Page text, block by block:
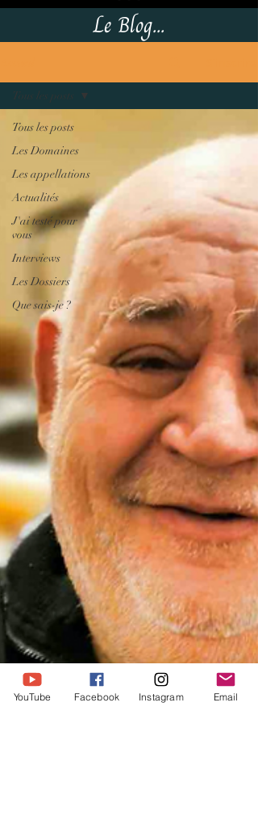
Le Blog...
Tous les posts
Les Domaines
Les appellations
Actualités
J'ai testé pour
vous
Interviews
Les Dossiers
Que sais-je ?
Tous les posts
YouTube Facebook Instagram Email